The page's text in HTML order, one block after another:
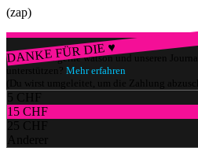
(zap)
DANKE FÜR DIE ♥
Würdest du gerne watson und unseren
unterstützen? Mehr erfahren
(Du wirst umgeleitet, um die Zahlung
5 CHF
15 CHF
25 CHF
Anderer